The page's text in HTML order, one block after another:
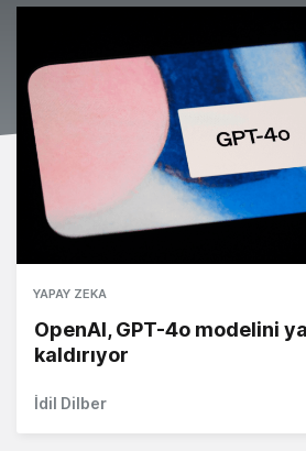
YAPAY ZEKA
OpenAI, GPT-4o modelini
kaldırıyor
İdil Dilber